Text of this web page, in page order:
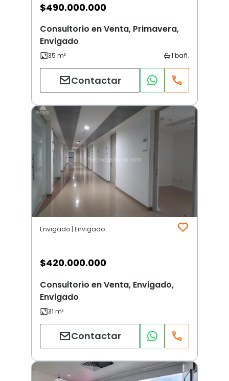
$490.000.000
Consultorio en Venta, Primavera,
Envigado
Contactar
Envigado | Envigado
$420.000.000
Consultorio en Venta, Envigado,
Envigado
Contactar